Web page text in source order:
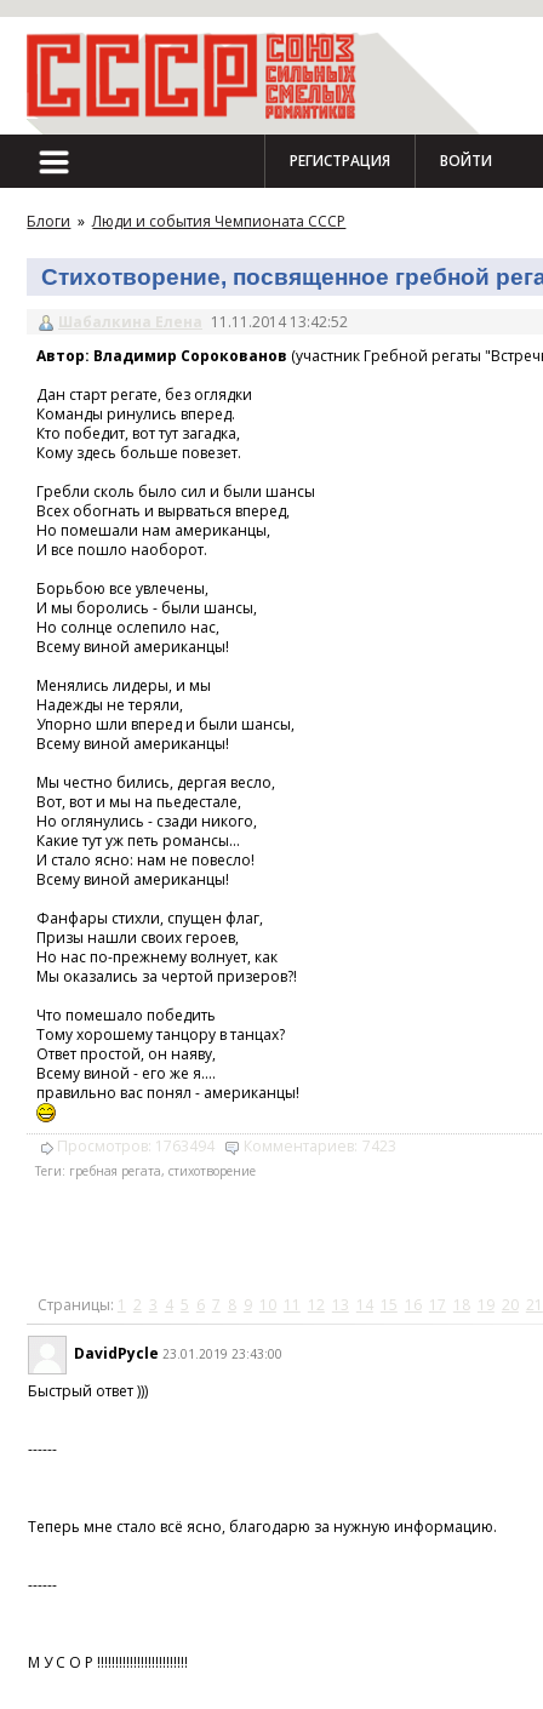
РЕГИСТРАЦИЯ ВОЙТИ
Блоги » Люди и события Чемпионата СССР
Стихотворение, посвященное гребной
Шабалкина Елена 11.11.2014 13:42:52
Автор: Владимир Сорокованов (участник Гребной регаты
Дан старт регате, без оглядки
Команды ринулись вперед.
Кто победит, вот тут загадка,
Кому здесь больше повезет.
Гребли сколь было сил и были шансы
Всех обогнать и вырваться вперед,
Но помешали нам американцы,
И все пошло наоборот.
Борьбою все увлечены,
И мы боролись - были шансы,
Но солнце ослепило нас,
Всему виной американцы!
Менялись лидеры, и мы
Надежды не теряли,
Упорно шли вперед и были шансы,
Всему виной американцы!
Мы честно бились, дергая весло,
Вот, вот и мы на пьедестале,
Но оглянулись - сзади никого,
Какие тут уж петь романсы...
И стало ясно: нам не повесло!
Всему виной американцы!
Фанфары стихли, спущен флаг,
Призы нашли своих героев,
Но нас по-прежнему волнует, как
Мы оказались за чертой призеров?!
Что помешало победить
Тому хорошему танцору в танцах?
Ответ простой, он наяву,
Всему виной - его же я....
правильно вас понял - американцы!
Просмотров: 1763494 Комментариев: 7423
Теги: гребная регата, стихотворение
Страницы: 1 2 3 4 5 6 7 8 9 10 11 12 13 14 15 16 17 18 19 20 21
DavidPycle 23.01.2019 23:43:00
Быстрый ответ )))
------
Теперь мне стало всё ясно, благодарю за нужную информацию.
------
М У С О Р !!!!!!!!!!!!!!!!!!!!!!!!!